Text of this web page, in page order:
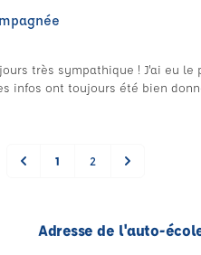
très sympathique ! J'ai eu le
infos ont toujours été bien
1 2
Adresse de l'auto-